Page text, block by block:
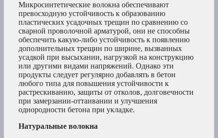
Микросинтетические волокна обеспечивают
превосходную устойчивость к образованию
пластических усадочных трещин по сравнению со
сварной проволочной арматурой, они не способны
обеспечить какую-либо устойчивость к появлению
дополнительных трещин по ширине, вызванных
усадкой при высыхании, нагрузкой на конструкцию
или другими видами напряжений. Однако эти
продукты следует регулярно добавлять в бетон
любого типа для повышения устойчивости к
растрескиванию, защиты от отколов, долговечности
при замерзании-оттаивании и улучшения
однородности бетона при укладке.
Натуральные волокна